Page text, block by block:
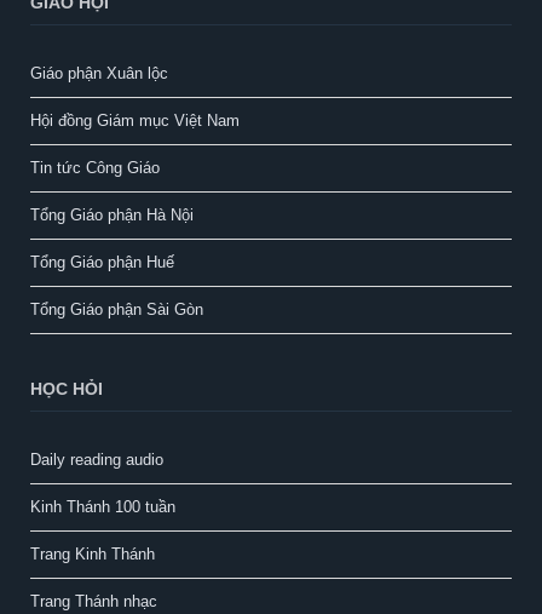
Giáo phận Xuân lộc
Hội đồng Giám mục Việt Nam
Tin tức Công Giáo
Tổng Giáo phận Hà Nội
Tổng Giáo phận Huế
Tổng Giáo phận Sài Gòn
HỌC HỎI
Daily reading audio
Kinh Thánh 100 tuần
Trang Kinh Thánh
Trang Thánh nhạc